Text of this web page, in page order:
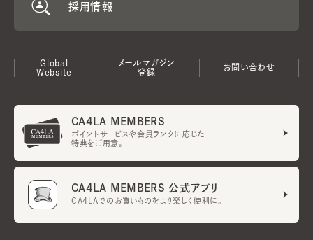
採用情報
Global
Website
メールマガジン
登録
お問い合わせ
CA4LA MEMBERS
ポイントサービスや会員ランクに応じた
特典をご用意。
CA4LA MEMBERS 公式アプリ
CA4LAでのお買いものをより楽しく便利に。